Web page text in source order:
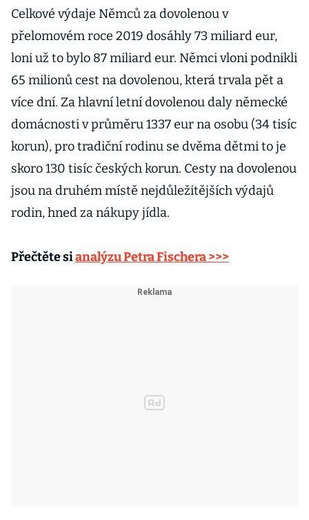
Celkové výdaje Němců za dovolenou v
přelomovém roce 2019 dosáhly 73 miliard eur,
loni už to bylo 87 miliard eur. Němci vloni podnikli
65 milionů cest na dovolenou, která trvala pět a
více dní. Za hlavní letní dovolenou daly německé
domácnosti v průměru 1337 eur na osobu (34 tisíc
korun), pro tradiční rodinu se dvěma dětmi to je
skoro 130 tisíc českých korun. Cesty na dovolenou
jsou na druhém místě nejdůležitějších výdajů
rodin, hned za nákupy jídla.
Přečtěte sianalýzu Petra Fischera >>>